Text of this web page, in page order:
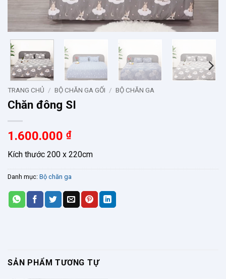
TRANG CHỦ / BỘ CHĂN GA GỐI / BỘ CHĂN GA
Chăn đông SI
1.600.000 ₫
Kích thước 200 x 220cm
Danh mục: Bộ chăn ga
SẢN PHẨM TƯƠNG TỰ